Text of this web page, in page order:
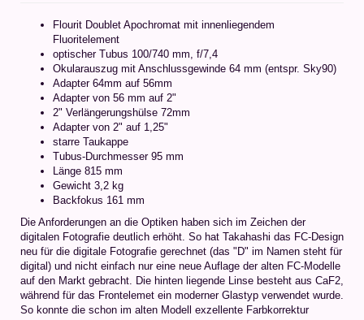
Flourit Doublet Apochromat mit innenliegendem
Fluoritelement
optischer Tubus 100/740 mm, f/7,4
Okularauszug mit Anschlussgewinde 64 mm (entspr. Sky90)
Adapter 64mm auf 56mm
Adapter von 56 mm auf 2"
2" Verlängerungshülse 72mm
Adapter von 2" auf 1,25"
starre Taukappe
Tubus-Durchmesser 95 mm
Länge 815 mm
Gewicht 3,2 kg
Backfokus 161 mm
Die Anforderungen an die Optiken haben sich im Zeichen der
digitalen Fotografie deutlich erhöht. So hat Takahashi das FC-Design
neu für die digitale Fotografie gerechnet (das "D" im Namen steht für
digital) und nicht einfach nur eine neue Auflage der alten FC-Modelle
auf den Markt gebracht. Die hinten liegende Linse besteht aus CaF2,
während für das Frontelemet ein moderner Glastyp verwendet wurde.
So konnte die schon im alten Modell exzellente Farbkorrektur